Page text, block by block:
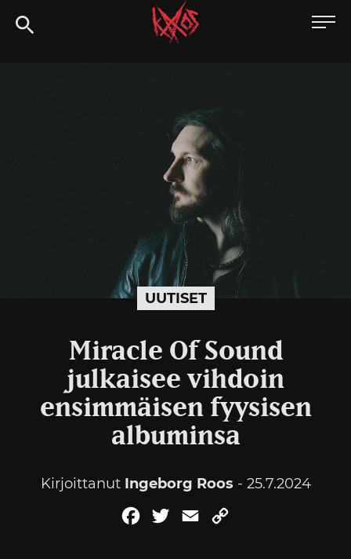
Siirry
suoraan
Kaaoszine
UUTISET
Miracle Of Sound
julkaisee vihdoin
ensimmäisen fyysisen
albuminsa
Kirjoittanut Ingeborg Roos - 25.7.2024
FacebookTwitterEmail